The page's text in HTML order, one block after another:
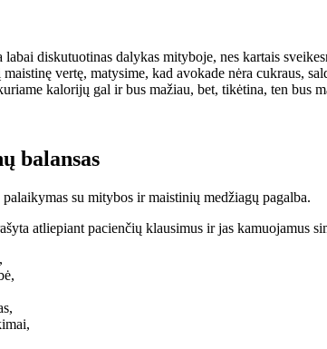
diskutuotinas dalykas mityboje, nes kartais
vertę, matysime, kad avokade nėra cukraus,
kalorijų gal ir bus mažiau, bet, tikėtina, ten bus
balansas
su mitybos ir maistinių medžiagų pagalba.
atliepiant pacienčių klausimus ir jas kamuojamus